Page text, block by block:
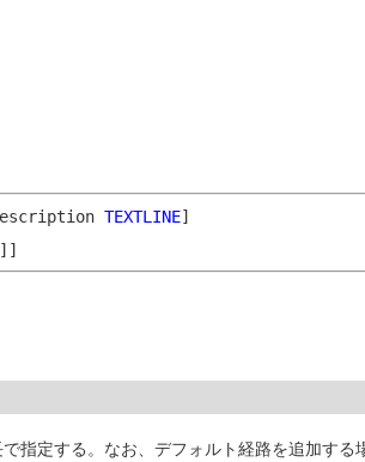
TEXTLINE]
]]
指定する。なお、デフォルト経路を追加する